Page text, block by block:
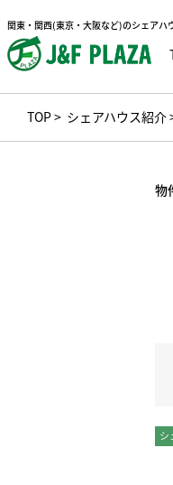
関東・関西(東京・大阪など)のシェアハ
TOP> シェアハウス紹介
物
シ